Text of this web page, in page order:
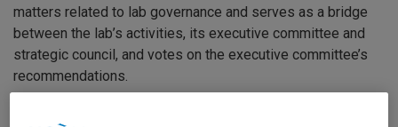
matters related to lab governance and serves as a bridge
between the lab’s activities, its executive committee and
strategic council, and votes on the executive committee’s
recommendations.